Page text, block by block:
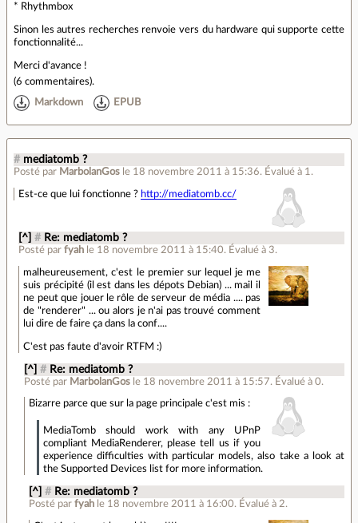
* Rhythmbox
Sinon les autres recherches renvoie vers du hardware qui supporte cette
fonctionnalité...
Merci d'avance !
(6 commentaires).
Markdown EPUB
# mediatomb ?
Posté par MarbolanGos le 18 novembre 2011 à 15:36. Évalué à 1.
Est-ce que lui fonctionne ? http://mediatomb.cc/
[^] # Re: mediatomb ?
Posté parfyah le 18 novembre 2011 à 15:40. Évalué à 3.
malheureusement, c'est le premier sur lequel je me
suis précipité (il est dans les dépots Debian) ... mail il
ne peut que jouer le rôle de serveur de média .... pas
de "renderer" ... ou alors je n'ai pas trouvé comment
lui dire de faire ça dans la conf....
C'est pas faute d'avoir RTFM :)
[^] # Re: mediatomb ?
Posté par MarbolanGos le 18 novembre 2011 à 15:57. Évalué à 0.
Bizarre parce que sur la page principale c'est mis :
MediaTomb should work with any UPnP
compliant MediaRenderer, please tell us if you
experience difficulties with particular models, also take a look at
the Supported Devices list for more information.
[^] # Re: mediatomb ?
Posté parfyah le 18 novembre 2011 à 16:00. Évalué à 2.